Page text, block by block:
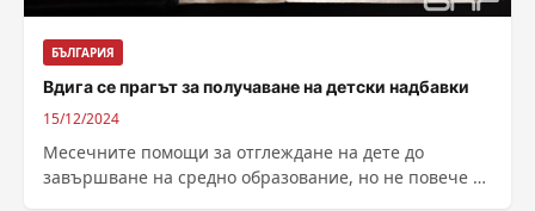
БЪЛГАРИЯ
Вдига се прагът за получаване на детски надбавки
15/12/2024
Месечните помощи за отглеждане на дете до
завършване на средно образование, но не повече от